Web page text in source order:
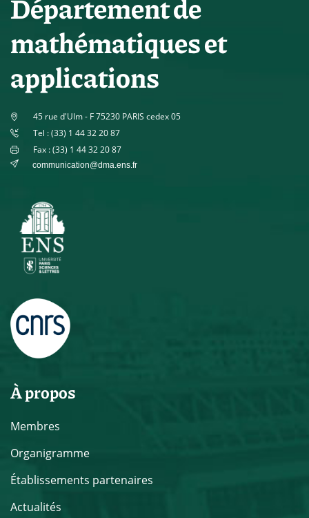
mathématiques et
applications
45 rue d'Ulm - F 75230 PARIS cedex 05
Tel : (33) 1 44 32 20 87
Fax : (33) 1 44 32 20 87
communication@dma.ens.fr
À propos
Membres
Organigramme
Établissements partenaires
Actualités